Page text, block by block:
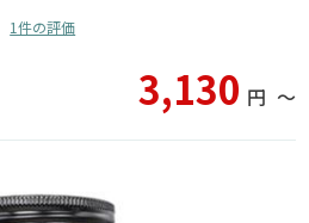
1件の評価
3,130 円 〜